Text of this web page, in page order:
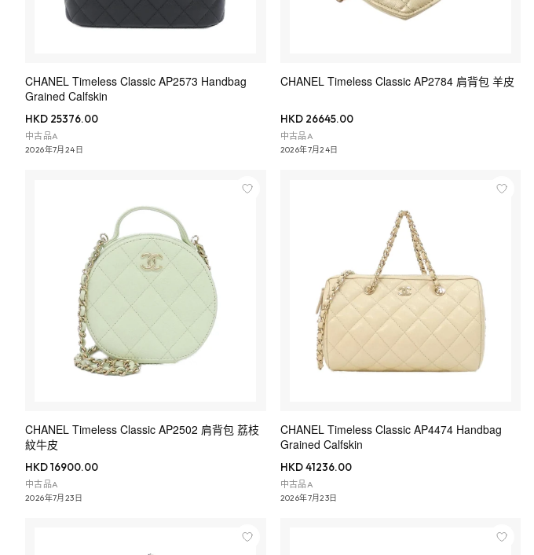
CHANEL Timeless Classic AP2573 Handbag
Grained Calfskin
HKD 25376.00
中古品A
2026年7月24日
CHANEL Timeless Classic AP2784 肩背包 羊皮
HKD 26645.00
中古品A
2026年7月24日
CHANEL Timeless Classic AP2502 肩背包 荔枝
紋牛皮
HKD 16900.00
中古品A
2026年7月23日
CHANEL Timeless Classic AP4474 Handbag
Grained Calfskin
HKD 41236.00
中古品A
2026年7月23日